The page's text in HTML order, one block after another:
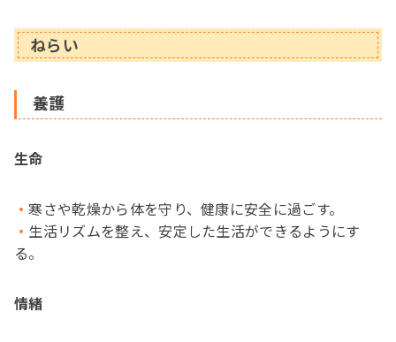
ねらい
養護
生命
寒さや乾燥から体を守り、健康に安全に過ごす。
生活リズムを整え、安定した生活ができるようにす
る。
情緒